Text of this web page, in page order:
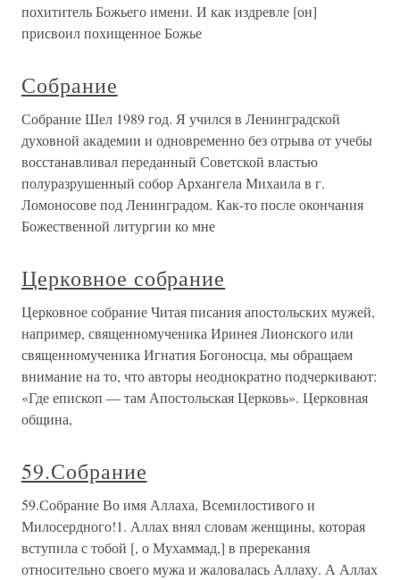
похититель Божьего имени. И как издревле [он]
присвоил похищенное Божье
Собрание
Собрание Шел 1989 год. Я учился в Ленинградской
духовной академии и одновременно без отрыва от учебы
восстанавливал переданный Советской властью
полуразрушенный собор Архангела Михаила в г.
Ломоносове под Ленинградом. Как-то после окончания
Божественной литургии ко мне
Церковное собрание
Церковное собрание Читая писания апостольских мужей,
например, священномученика Иринея Лионского или
священномученика Игнатия Богоносца, мы обращаем
внимание на то, что авторы неоднократно подчеркивают:
«Где епископ — там Апостольская Церковь». Церковная
община,
59.Собрание
59.Собрание Во имя Аллаха, Всемилостивого и
Милосердного!1. Аллах внял словам женщины, которая
вступила с тобой [, о Мухаммад,] в пререкания
относительно своего мужа и жаловалась Аллаху. А Аллах